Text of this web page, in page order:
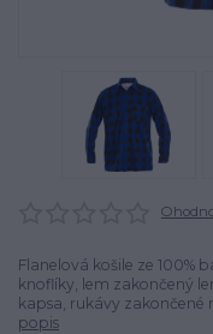
Flanelová košile ze 100%
knoflíky, lem zakončený
kapsa, rukávy
popis